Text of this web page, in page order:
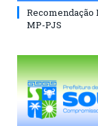
Recomendação
MP-PJS